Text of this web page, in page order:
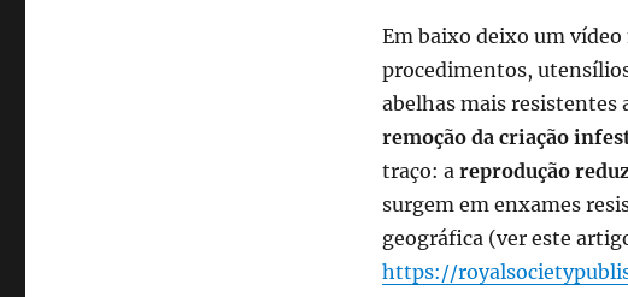
Em baixo deixo um
procedimentos,
abelhas mais resistentes
remoção da criação
traço: a reprodução
surgem em enxames
geográfica (ver este
https://